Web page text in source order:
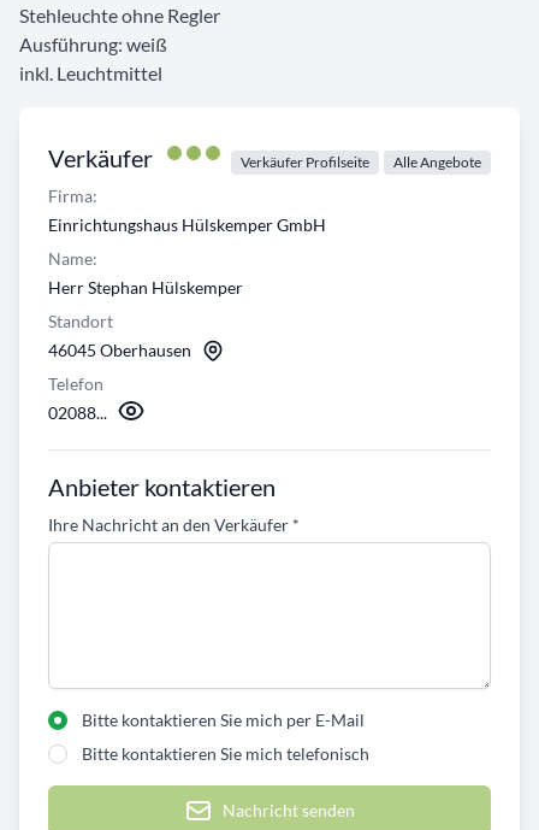
Verkäufer Verkäufer Profilseite Alle Angebote
Firma:
Einrichtungshaus Hülskemper GmbH
Name:
Herr Stephan Hülskemper
Standort
46045 Oberhausen
Telefon
02088...
Anbieter kontaktieren
Ihre Nachricht an den Verkäufer *
Bitte kontaktieren Sie mich per E-Mail
Bitte kontaktieren Sie mich telefonisch
Nachricht senden
Stehleuchte ohne Regler
Ausführung: weiß
inkl. Leuchtmittel